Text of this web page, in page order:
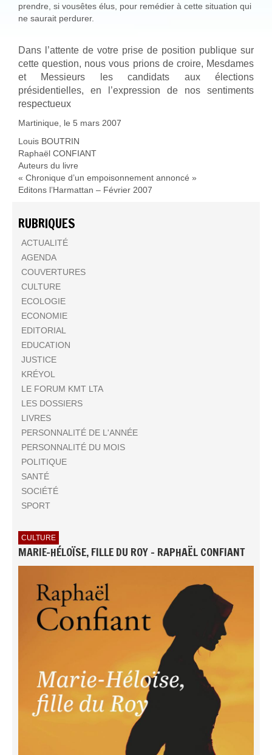
prendre, si vousêtes élus, pour remédier à cette situation qui
ne saurait perdurer.
Dans l’attente de votre prise de position publique sur
cette question, nous vous prions de croire, Mesdames
et Messieurs les candidats aux élections
présidentielles, en l’expression de nos sentiments
respectueux
Martinique, le 5 mars 2007
Louis BOUTRIN
Raphaël CONFIANT
Auteurs du livre
« Chronique d’un empoisonnement annoncé »
Editons l’Harmattan – Février 2007
RUBRIQUES
ACTUALITÉ
AGENDA
COUVERTURES
CULTURE
ECOLOGIE
ECONOMIE
EDITORIAL
EDUCATION
JUSTICE
KRÉYOL
LE FORUM KMT LTA
LES DOSSIERS
LIVRES
PERSONNALITÉ DE L'ANNÉE
PERSONNALITÉ DU MOIS
POLITIQUE
SANTÉ
SOCIÉTÉ
SPORT
CULTURE
MARIE-HÉLOÏSE, FILLE DU ROY - RAPHAËL CONFIANT